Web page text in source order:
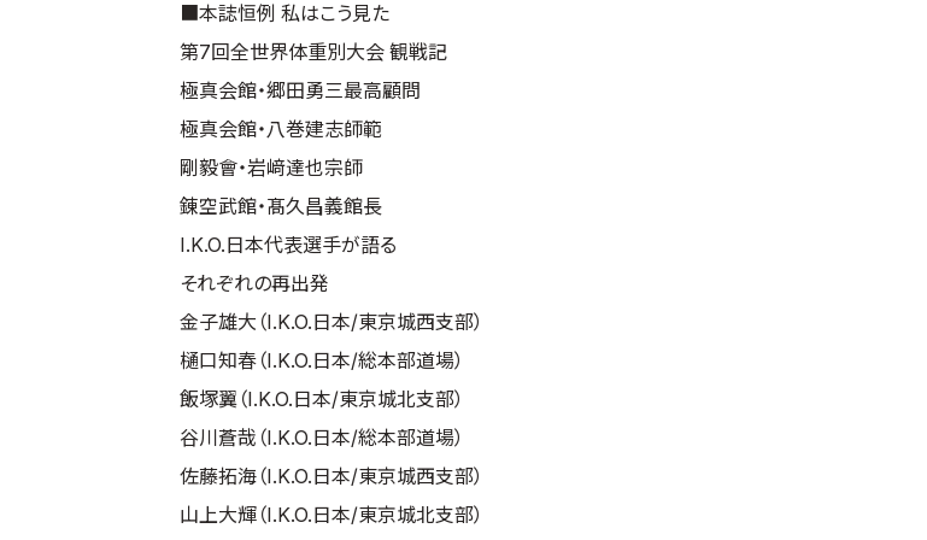
■本誌恒例 私はこう見た
第7回全世界体重別大会 観戦記
極真会館・郷田勇三最高顧問
極真会館・八巻建志師範
剛毅會・岩﨑達也宗師
錬空武館・髙久昌義館長
I.K.O.日本代表選手が語る
それぞれの再出発
金子雄大（I.K.O.日本/東京城西支部）
樋口知春（I.K.O.日本/総本部道場）
飯塚翼（I.K.O.日本/東京城北支部）
谷川蒼哉（I.K.O.日本/総本部道場）
佐藤拓海（I.K.O.日本/東京城西支部）
山上大輝（I.K.O.日本/東京城北支部）